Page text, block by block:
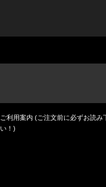
ご利用案内 (ご注文前に必ずお読み
い！)